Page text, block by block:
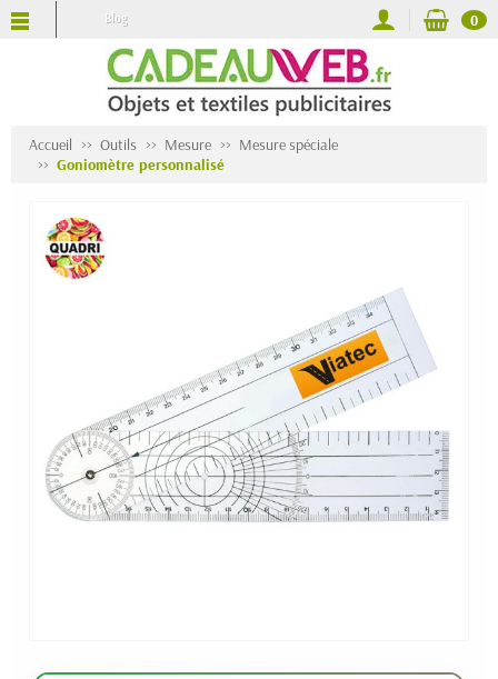
Blog 0
Accueil Outils Mesure
Mesure spéciale
Goniomètre personnalisé